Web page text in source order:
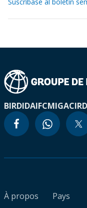
BIRDIDAIFCMIGA
À propos
Pays